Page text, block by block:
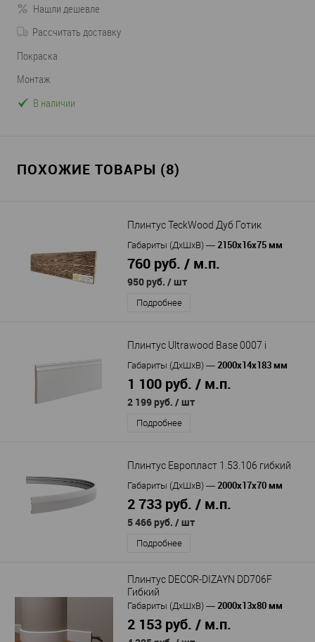
Нашли дешевле
Рассчитать доставку
Покраска
Монтаж
В наличии
ПОХОЖИЕ ТОВАРЫ (8)
Плинтус TeckWood Дуб Готик
Габариты (ДхШхВ) — 2150х16х75 мм
760 руб. / м.п.
950 руб. / шт
Подробнее
Плинтус Ultrawood Base 0007 i
Габариты (ДхШхВ) — 2000x14x183 мм
1 100 руб. / м.п.
2 199 руб. / шт
Подробнее
Плинтус Европласт 1.53.106 гибкий
Габариты (ДхШхВ) — 2000х17х70 мм
2 733 руб. / м.п.
5 466 руб. / шт
Подробнее
Плинтус DECOR-DIZAYN DD706F
Гибкий
Габариты (ДхШхВ) — 2000х13х80 мм
2 153 руб. / м.п.